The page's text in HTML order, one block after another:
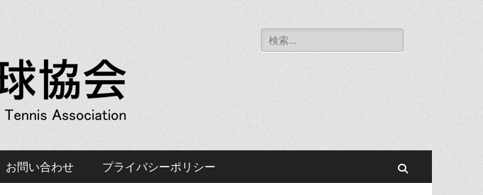
Table Tennis Association
Search
for:
お問い合わせ プライバシーポリシー